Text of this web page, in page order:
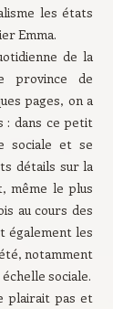
les états
Emma.
de la
province de
pages, on a
: dans ce petit
sociale et se
détails sur la
même le plus
au cours des
également les
notamment
sociale.
plairait pas et